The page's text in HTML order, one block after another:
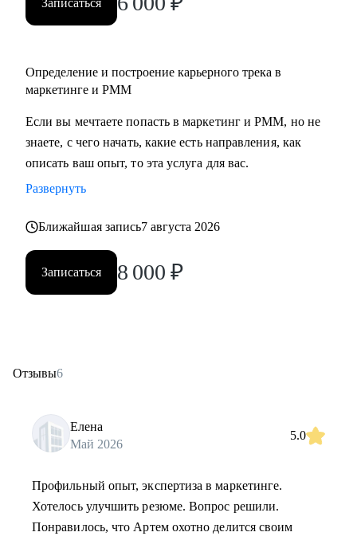
• Middle/senior специалистам в маркетинге и PMM для
• Всем, кто точно понимает, что хочет попасть в Digital-
маркетинг и PMM, но не знает, какие бывают направления,
с чего можно начать, в какую сторону двигаться.
Записаться
Определение и построение карьерного трека в
маркетинге и PMM
Если вы мечтаете попасть в маркетинг и PMM, но не
знаете, с чего начать, какие есть направления, как
описать ваш опыт, то эта услуга для вас.
Развернуть
Ближайшая запись7 августа 2026
Записаться 8 000 ₽
Отзывы6
Елена
Май 2026
5.0
Профильный опыт, экспертиза в маркетинге.
Хотелось улучшить резюме. Вопрос решили.
Понравилось, что Артем охотно делится своим